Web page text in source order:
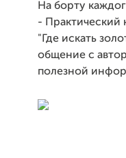
На борту
- Практический
"Где искать
общение с
полезной